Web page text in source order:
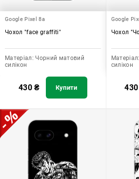
Google Pixel 8a
Чохол "face graffiti"
Матеріал: Чорний матовий
силікон
430₴ Купити
Google
Чохол
Матеріал:
силікон
430